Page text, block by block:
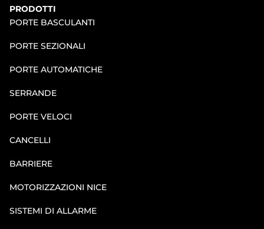
PRODOTTI
PORTE BASCULANTI
PORTE SEZIONALI
PORTE AUTOMATICHE
SERRANDE
PORTE VELOCI
CANCELLI
BARRIERE
MOTORIZZAZIONI NICE
SISTEMI DI ALLARME